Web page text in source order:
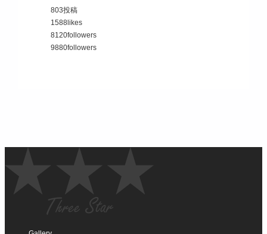
803投稿
1588 likes
8120followers
9880followers